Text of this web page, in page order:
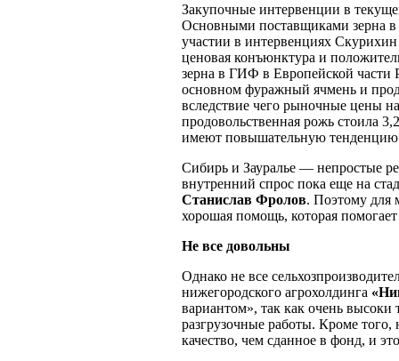
Закупочные интервенции в
Основными поставщиками зерна
участии в интервенциях
ценовая конъюнктура и
зерна в ГИФ в Европейской части
основном фуражный ячмень и
вследствие чего рыночные цены
продовольственная рожь стоила
имеют повышательную
Сибирь и Зауралье — непростые
внутренний спрос пока еще на
Станислав Фролов. Поэтому для
хорошая помощь, которая
Не все довольны
Однако не все
нижегородского агрохолдинга
вариантом», так как очень высоки
разгрузочные работы. Кроме того,
качество, чем сданное в фонд, и